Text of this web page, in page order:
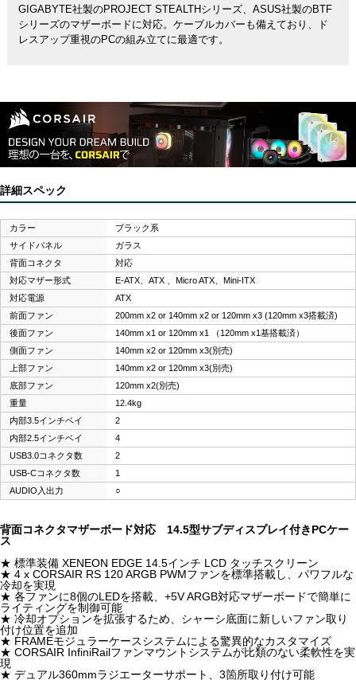
GIGABYTE社製のPROJECT STEALTHシリーズ、ASUS社製のBTF
シリーズのマザーボードに対応。ケーブルカバーも備えており、ド
レスアップ重視のPCの組み立てに最適です。
詳細スペック
カラー
ブラック系
サイドパネル
ガラス
背面コネクタ
対応
対応マザー形式
E-ATX、ATX 、Micro ATX、Mini-ITX
対応電源
ATX
前面ファン
200mm x2 or 140mm x2 or 120mm x3 (120mm x3搭載済)
後面ファン
140mm x1 or 120mm x1 （120mm x1基搭載済）
側面ファン
140mm x2 or 120mm x3(別売)
上部ファン
140mm x2 or 120mm x3(別売)
底部ファン
120mm x2(別売)
重量
12.4kg
内部3.5インチベイ
2
内部2.5インチベイ
4
USB3.0コネクタ数
2
USB-Cコネクタ数
1
AUDIO入出力
○
背面コネクタマザーボード対応 14.5型サブディスプレイ付きPCケー
ス
★ 標準装備 XENEON EDGE 14.5インチ LCD タッチスクリーン
★ 4 x CORSAIR RS 120 ARGB PWMファンを標準搭載し、パワフルな
冷却を実現
★ 各ファンに8個のLEDを搭載、+5V ARGB対応マザーボードで簡単に
ライティングを制御可能
★ 冷却オプションを拡張するため、シャーシ底面に新しいファン取り
付け位置を追加
★ FRAMEモジュラーケースシステムによる驚異的なカスタマイズ
★ CORSAIR InfiniRailファンマウントシステムが比類のない柔軟性を実
現
★ デュアル360mmラジエーターサポート、3箇所取り付け可能